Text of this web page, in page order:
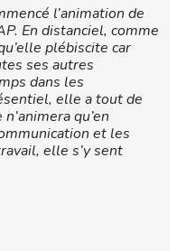
l’animation de
En distanciel, comme
plébiscite car
ses autres
dans les
elle a tout de
qu’en
et les
elle s’y sent